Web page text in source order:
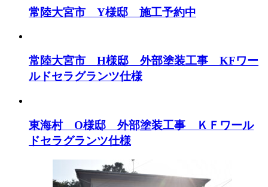
常陸大宮市 Y様邸 施工予約中
常陸大宮市 H様邸 外部塗装工事 KFワー
ルドセラグランツ仕様
東海村 O様邸 外部塗装工事 ＫＦワール
ドセラグランツ仕様